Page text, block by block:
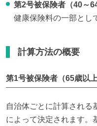
第2号被保険者（40～64
健康保険料の一部とし
計算方法の概要
第1号被保険者（65歳以上
自治体ごとに計算される
によって決定されます。